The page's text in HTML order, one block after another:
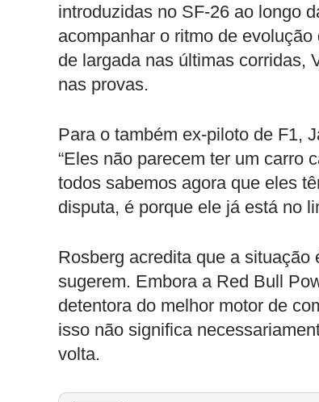
introduzidas no SF-26 ao longo
acompanhar o ritmo de
de largada nas últimas corridas,
nas provas.
Para o também ex-piloto de F1,
“Eles não parecem ter um carro
todos sabemos agora que eles
disputa, é porque ele já está no
Rosberg acredita que a
sugerem. Embora a Red Bull
detentora do melhor motor de
isso não significa
volta.